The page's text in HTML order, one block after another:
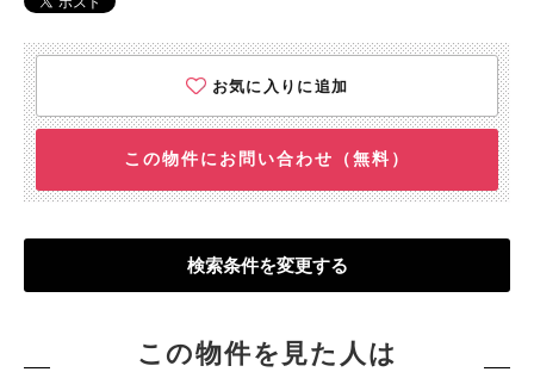
お気に入りに追加
この物件にお問い合わせ（無料）
検索条件を変更する
この物件を見た人は